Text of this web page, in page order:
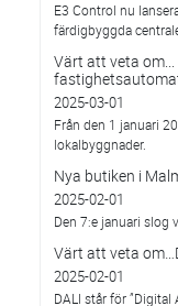
E3 Control nu
färdigbyggda
Värt att veta
2025-03-01
Från den 1 januari
lokalbyggnader.
Nya butiken i
2025-02-01
Den 7:e januari slog
Värt att veta
2025-02-01
DALI står för ”Digital